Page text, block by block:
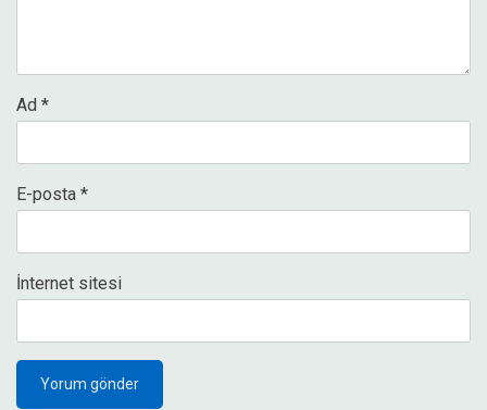
Ad *
E-posta *
İnternet sitesi